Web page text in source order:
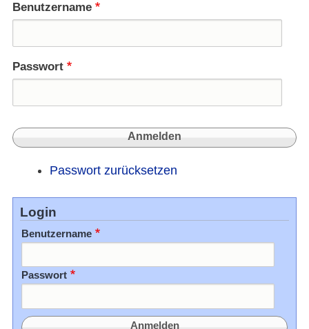
Benutzername
Passwort
Passwort zurücksetzen
Login
Benutzername
Passwort